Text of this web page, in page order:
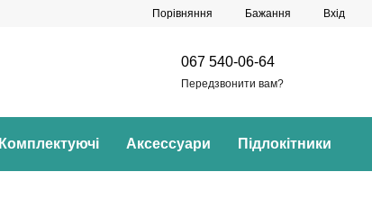
Порівняння Бажання Вхід
067 540-06-64
Передзвонити вам?
Комплектуючі Аксессуари Підлокітники